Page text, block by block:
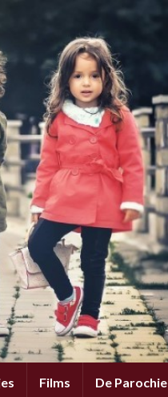
Films De Parochie